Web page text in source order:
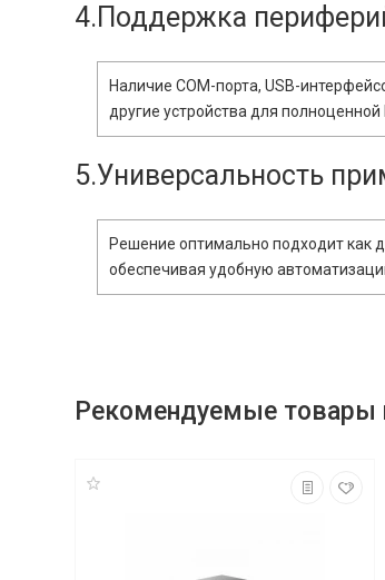
4.Поддержка
Наличие COM-порта, USB-
другие устройства для полноценной
5.Универсальность
Решение оптимально подходит как
обеспечивая удобную
Рекомендуемые товары